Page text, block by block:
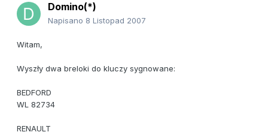
Domino(*)
Napisano 8 Listopad 2007
Witam,
Wyszły dwa breloki do kluczy sygnowane:
BEDFORD
WL 82734
RENAULT